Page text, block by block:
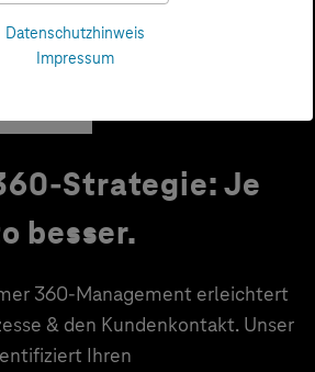
Datenschutzhinweis
Impressum
Strategie: Je
besser.
360-Management erleichtert
& den Kundenkontakt. Unser
Ihren